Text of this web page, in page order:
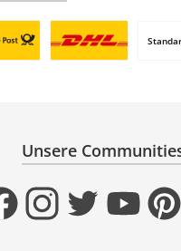
Unsere
InstagramTwitterYouTube